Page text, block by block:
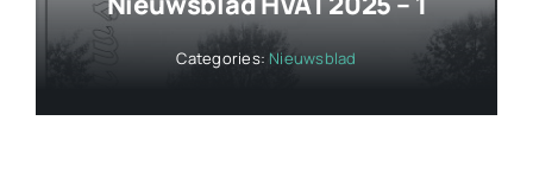
Categories:Nieuwsblad